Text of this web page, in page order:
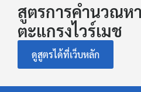
สูตรการคำนวณห
ตะแกรงไวร์เมช
ดูสูตรได้ที่เว็บหลัก